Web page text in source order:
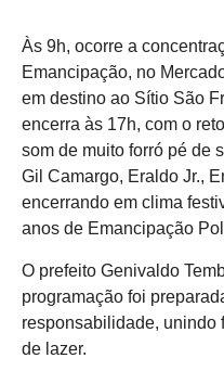
Às 9h, ocorre a
Emancipação, no
em destino ao Sítio São
encerra às 17h, com o
som de muito forró pé de
Gil Camargo, Eraldo Jr.,
encerrando em clima
anos de Emancipação
O prefeito Genivaldo
programação foi
responsabilidade, unindo
de lazer.